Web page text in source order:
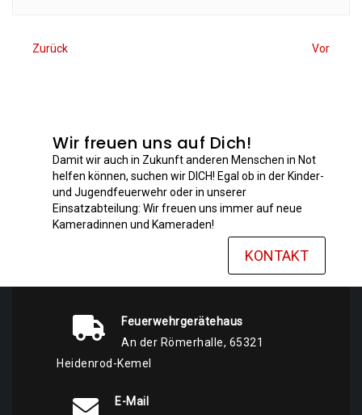
Zurück Vor
Wir freuen uns auf Dich!
Damit wir auch in Zukunft anderen Menschen in Not
helfen können, suchen wir DICH! Egal ob in der Kinder-
und Jugendfeuerwehr oder in unserer
Einsatzabteilung: Wir freuen uns immer auf neue
Kameradinnen und Kameraden!
KONTAKT
Feuerwehrgerätehaus
An der Römerhalle, 65321
Heidenrod-Kemel
E-Mail